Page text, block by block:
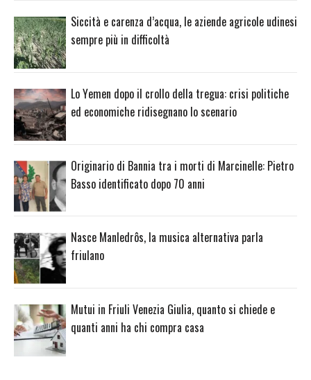
Siccità e carenza d’acqua, le aziende agricole udinesi
sempre più in difficoltà
Lo Yemen dopo il crollo della tregua: crisi politiche
ed economiche ridisegnano lo scenario
Originario di Bannia tra i morti di Marcinelle: Pietro
Basso identificato dopo 70 anni
Nasce Manledrôs, la musica alternativa parla
friulano
Mutui in Friuli Venezia Giulia, quanto si chiede e
quanti anni ha chi compra casa